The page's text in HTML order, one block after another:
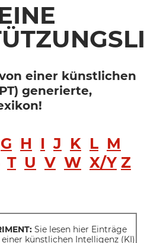
einer künstlichen
generierte,
G H I J K L M
T U V W X/Y Z
Sie lesen hier Einträge
künstlichen Intelligenz (KI)